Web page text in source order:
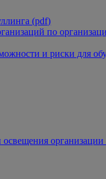
(pdf)
по
и риски для
организации